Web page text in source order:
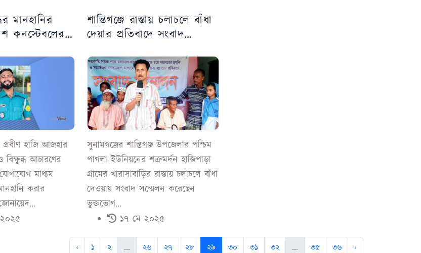
মানহানির
কনস্টেবলের
প্রবীণ হাজি আজহার
বিক্ষুব্ধ আচারণের
মাধ্যম
করার
শান্তিগঞ্জে রাস্তায় চলাচলে বাঁধা
দেয়ার প্রতিবাদে সংবাদ
সুনামগঞ্জের শান্তিগঞ্জ উপজেলার পশ্চিম
পাগলা ইউনিয়নের শত্রুমর্দন হাজিপাড়া
গ্রামের খারাসাবাড়ির রাস্তায় চলাচলে বাঁধা
দেওয়ায় সংবাদ সম্মেলন করেছেন
ভুক্তভোগ...
১৭ মে ২০২৫
‹ ১ ২ ... ২৬ ২৭ ২৮ ২৯ ৩০ ৩১ ৩২ ... ৩৫ ৩৬ ›